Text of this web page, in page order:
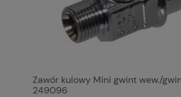
Zawór kulowy Mini gwint wew./
249096